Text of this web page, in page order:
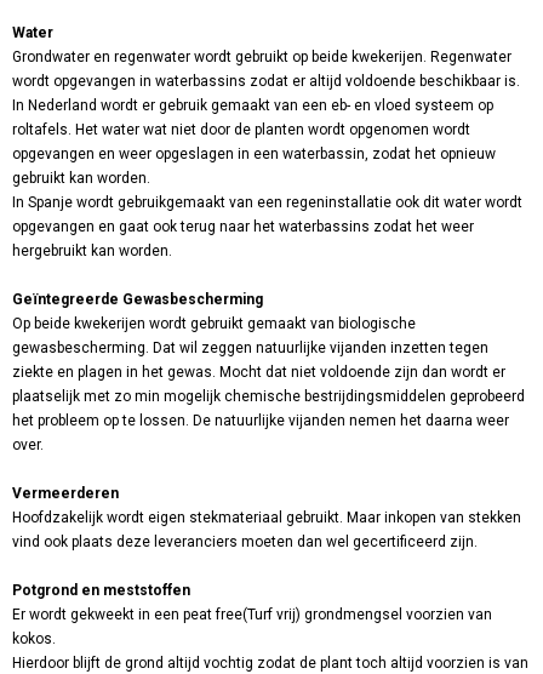
Water
Grondwater en regenwater wordt gebruikt op beide kwekerijen. Regenwater
wordt opgevangen in waterbassins zodat er altijd voldoende beschikbaar is.
In Nederland wordt er gebruik gemaakt van een eb- en vloed systeem op
roltafels. Het water wat niet door de planten wordt opgenomen wordt
opgevangen en weer opgeslagen in een waterbassin, zodat het opnieuw
gebruikt kan worden.
In Spanje wordt gebruikgemaakt van een regeninstallatie ook dit water wordt
opgevangen en gaat ook terug naar het waterbassins zodat het weer
hergebruikt kan worden.
Geïntegreerde Gewasbescherming
Op beide kwekerijen wordt gebruikt gemaakt van biologische
gewasbescherming. Dat wil zeggen natuurlijke vijanden inzetten tegen
ziekte en plagen in het gewas. Mocht dat niet voldoende zijn dan wordt er
plaatselijk met zo min mogelijk chemische bestrijdingsmiddelen geprobeerd
het probleem op te lossen. De natuurlijke vijanden nemen het daarna weer
over.
Vermeerderen
Hoofdzakelijk wordt eigen stekmateriaal gebruikt. Maar inkopen van stekken
vind ook plaats deze leveranciers moeten dan wel gecertificeerd zijn.
Potgrond en meststoffen
Er wordt gekweekt in een peat free(Turf vrij) grondmengsel voorzien van
kokos.
Hierdoor blijft de grond altijd vochtig zodat de plant toch altijd voorzien is van